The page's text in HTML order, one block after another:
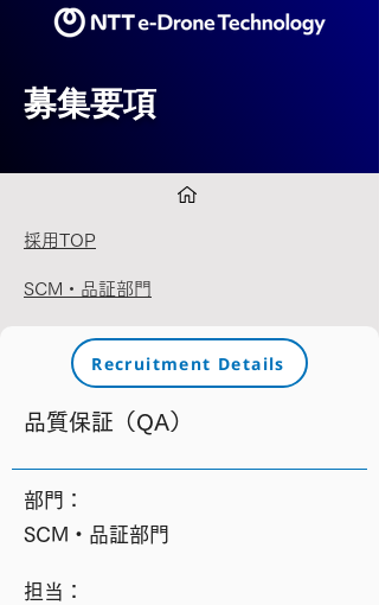
募集要項
採用TOP
SCM・品証部門
Recruitment Details
品質保証（QA）
​部門：
SCM・品証部門
​担当：